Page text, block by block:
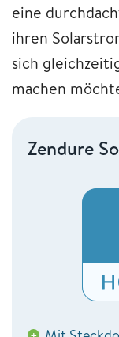
eine
ihren
sich
machen
Zendure